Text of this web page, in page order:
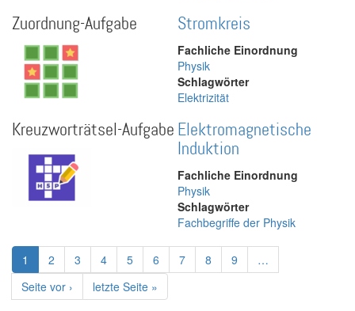
Zuordnung-Aufgabe Stromkreis
Fachliche Einordnung
Physik
Schlagwörter
Elektrizität
Kreuzworträtsel-Aufgabe Elektromagnetische
Induktion
Fachliche Einordnung
Physik
Schlagwörter
Fachbegriffe der Physik
Seitennummerierung
Aktuelle
Seite
1 Page
2 Page
3 Page
4 Page
5 Page
6 Page
7 Page
8 Page
9
…
Nächste
Seite
Seite vor ›
Letzte
Seite
letzte Seite »